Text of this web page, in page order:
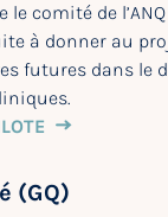
le comité de
à donner au
futures dans le
(GQ)